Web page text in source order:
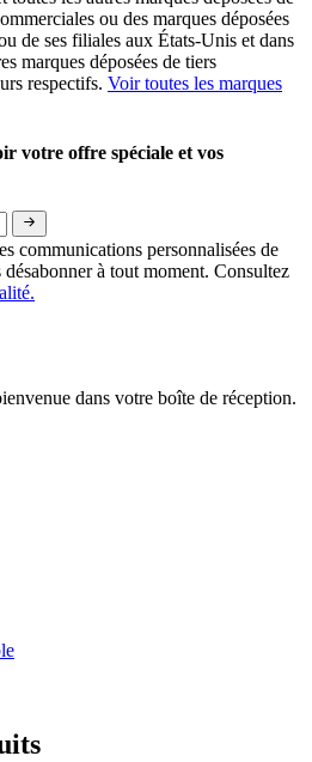
ou des marques déposées
de ses filiales aux États-Unis et dans
marques déposées de tiers
respectifs. Voir toutes les marques
votre offre spéciale et vos
communications personnalisées de
à tout moment. Consultez
dans votre boîte de réception.